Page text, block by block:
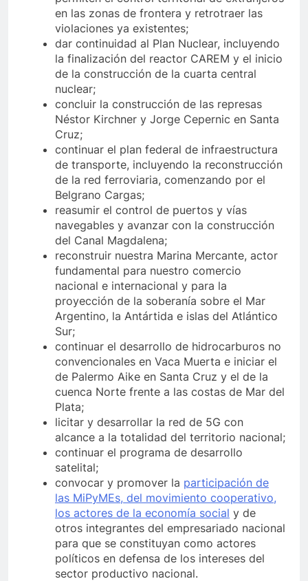
en las zonas de frontera y retrotraer las
violaciones ya existentes;
dar continuidad al Plan Nuclear, incluyendo
la finalización del reactor CAREM y el inicio
de la construcción de la cuarta central
nuclear;
concluir la construcción de las represas
Néstor Kirchner y Jorge Cepernic en Santa
Cruz;
continuar el plan federal de infraestructura
de transporte, incluyendo la reconstrucción
de la red ferroviaria, comenzando por el
Belgrano Cargas;
reasumir el control de puertos y vías
navegables y avanzar con la construcción
del Canal Magdalena;
reconstruir nuestra Marina Mercante, actor
fundamental para nuestro comercio
nacional e internacional y para la
proyección de la soberanía sobre el Mar
Argentino, la Antártida e islas del Atlántico
Sur;
continuar el desarrollo de hidrocarburos no
convencionales en Vaca Muerta e iniciar el
de Palermo Aike en Santa Cruz y el de la
cuenca Norte frente a las costas de Mar del
Plata;
licitar y desarrollar la red de 5G con
alcance a la totalidad del territorio nacional;
continuar el programa de desarrollo
satelital;
convocar y promover la participación de
las MiPyMEs, del movimiento cooperativo,
los actores de la economía social y de
otros integrantes del empresariado nacional
para que se constituyan como actores
políticos en defensa de los intereses del
sector productivo nacional.